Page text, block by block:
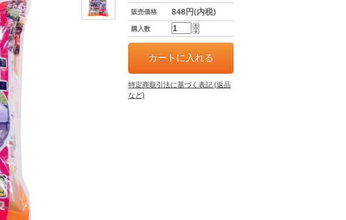
販売価格 848円(内税)
購入数
特定商取引法に基づく表記 (返品
など)